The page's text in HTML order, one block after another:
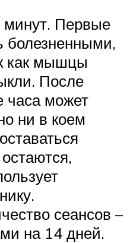
Первые
болезненными,
как мышцы
После
часа может
ни в коем
сеансов –
на 14 дней.